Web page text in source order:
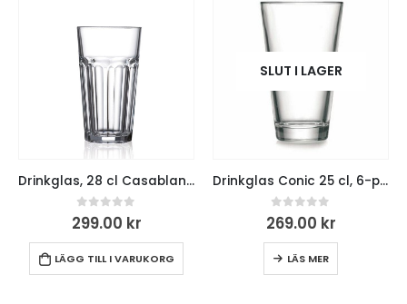
Drinkglas, 28 cl Casablanca, 6-pack
0out of 5
299.00 kr
LÄGG TILL I VARUKORG
SLUT I LAGER
Drinkglas Conic 25 cl, 6-pack
0out of 5
269.00 kr
LÄS MER